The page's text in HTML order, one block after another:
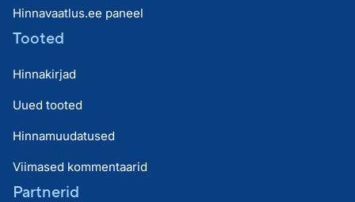
Hinnavaatlus.ee paneel
Tooted
Hinnakirjad
Uued tooted
Hinnamuudatused
Viimased kommentaarid
Partnerid